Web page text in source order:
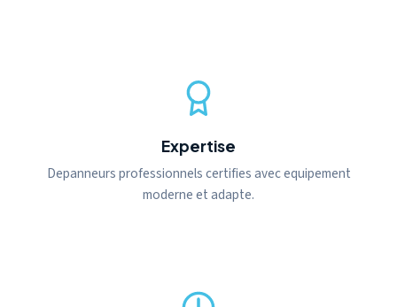
Expertise
Depanneurs professionnels certifies avec equipement
moderne et adapte.